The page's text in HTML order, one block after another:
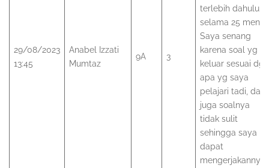
29/08/2023
13:45
Anabel Izzati
Mumtaz
9A 3
terlebih dahulu
selama 25 menit.
Saya senang
karena soal yg
keluar sesuai dgn
apa yg saya
pelajari tadi, dan
juga soalnya
tidak sulit
sehingga saya
dapat
mengerjakannya